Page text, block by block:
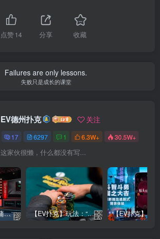
点赞14 分享 收藏
Failures are only lessons.
失败只是成长的课堂
EV德州扑克 关注
17 6297 1 6.3W+ 30.5W+
这家伙很懒，什么都没有写...
【EV扑克】恭喜蒲蔚然赛事#65夺冠，收获国人2023WSOP第六条金手链，奖金93万刀！ 【EV扑克】玩法：“松弱鱼/松凶鱼打法”的基本攻略